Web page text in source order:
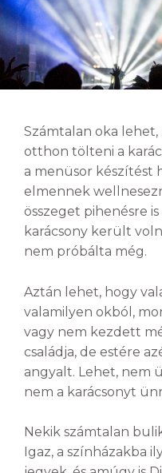
Számtalan oka
otthon tölteni a
a menüsor készítést
elmennek
összeget pihenésre
karácsony került
nem próbálta még.
Aztán lehet, hogy
valamilyen okból,
vagy nem kezdett
családja, de estére
angyalt. Lehet, nem
nem a karácsonyt
Nekik számtalan
Igaz, a színházakba